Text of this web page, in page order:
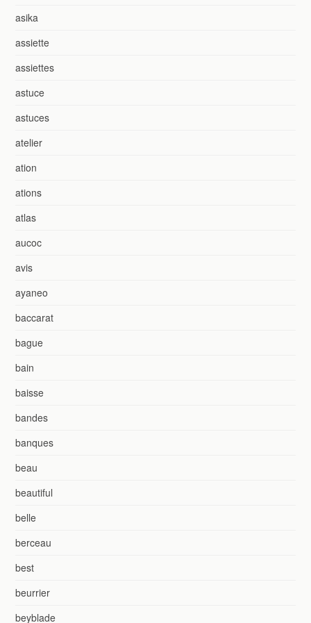
asika
assiette
assiettes
astuce
astuces
atelier
ation
ations
atlas
aucoc
avis
ayaneo
baccarat
bague
bain
baisse
bandes
banques
beau
beautiful
belle
berceau
best
beurrier
beyblade